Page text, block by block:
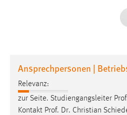
Ansprechpersonen |
Relevanz:
zur Seite. Studiengangsleiter
Kontakt Prof. Dr. Christian
Dieser Cookie speichert die
Performance
Name: